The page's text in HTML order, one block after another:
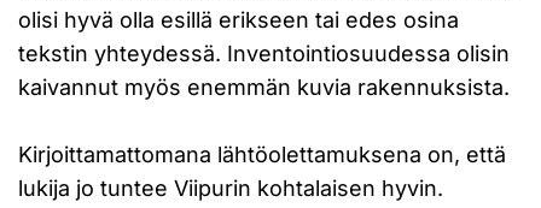
olisi hyvä olla esillä erikseen tai edes osina
tekstin yhteydessä. Inventointiosuudessa olisin
kaivannut myös enemmän kuvia rakennuksista.
Kirjoittamattomana lähtöolettamuksena on, että
lukija jo tuntee Viipurin kohtalaisen hyvin.